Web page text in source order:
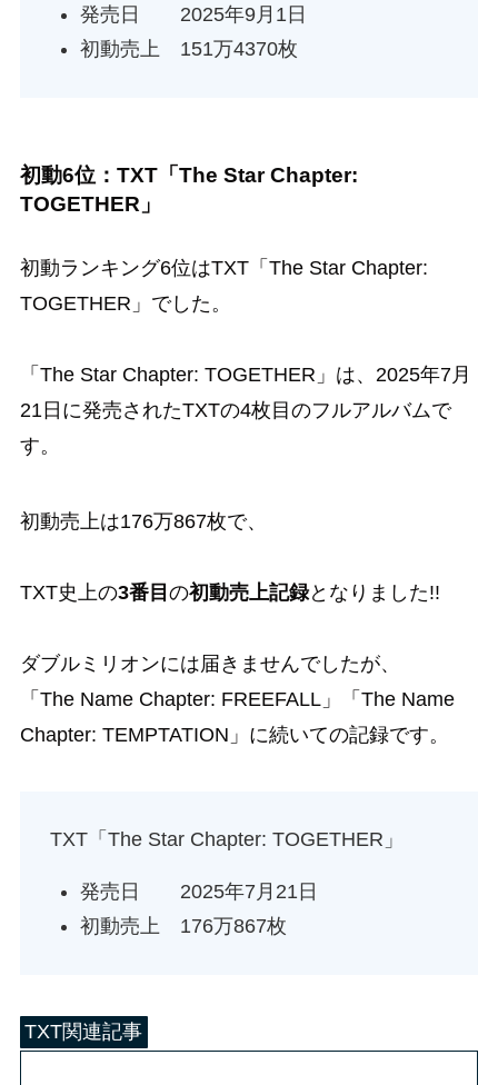
発売日 2025年9月1日
初動売上 151万4370枚
初動6位：TXT「The Star Chapter:
TOGETHER」
初動ランキング6位はTXT「The Star Chapter:
TOGETHER」でした。
「The Star Chapter: TOGETHER」は、2025年7月
21日に発売されたTXTの4枚目のフルアルバムで
す。
初動売上は176万867枚で、
TXT史上の3番目 の初動売上記録となりました!!
ダブルミリオンには届きませんでしたが、
「The Name Chapter: FREEFALL」「The Name
Chapter: TEMPTATION」に続いての記録です。
TXT「The Star Chapter: TOGETHER」
発売日 2025年7月21日
初動売上 176万867枚
TXT関連記事